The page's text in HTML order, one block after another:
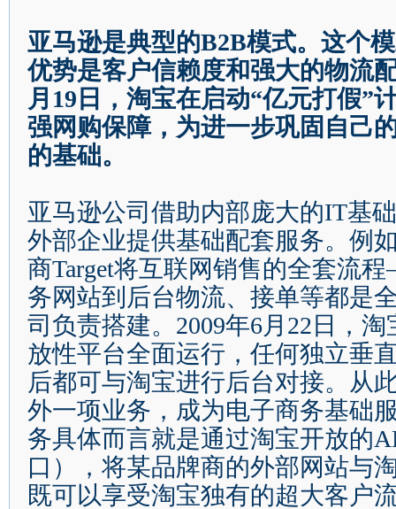
亚马逊是典型的B2B模式。这个
优势是客户信赖度和强大的物流
月 19 日 ，淘宝在启动“亿元打假”
强网购保障，为进一步巩固自己
的基础。
亚马逊公司借助内部庞大的IT基
外部企业提供基础配套服务。例
商Target将互联网销售的全套流程
务网站到后台物流、接单等都是
司负责搭建。 2009年6月 22 日
，
放性平台全面运行，任何独立垂
后都可与淘宝进行后台对接。从
外一项业务，成为电子商务基础
务具体而言就是通过淘宝开放的
口），将某品牌商的外部网站与
既可以享受淘宝独有的超大客户